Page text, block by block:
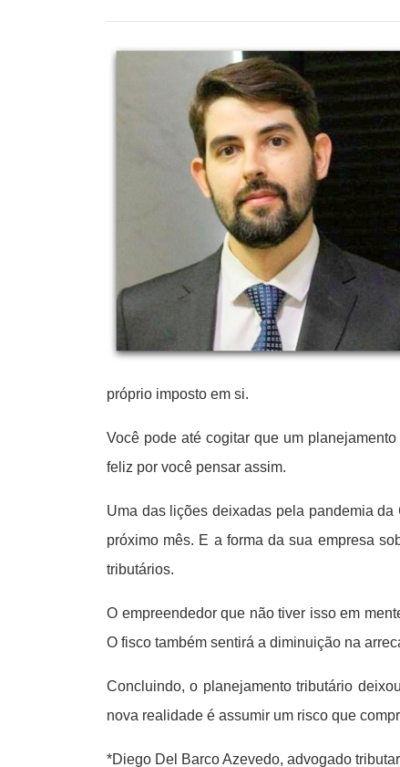
próprio imposto em si.
Você pode até cogitar que um
feliz por você pensar assim.
Uma das lições deixadas pela pandemia
próximo mês. E a forma da sua empresa
tributários.
O empreendedor que não tiver isso em
O fisco também sentirá a diminuição na
Concluindo, o planejamento tributário
nova realidade é assumir um risco que
*Diego Del Barco Azevedo, advogado